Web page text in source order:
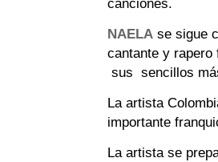
canciones.
NAELAse sigue
cantante y rapero
sus sencillos
La artista
importante
La artista se